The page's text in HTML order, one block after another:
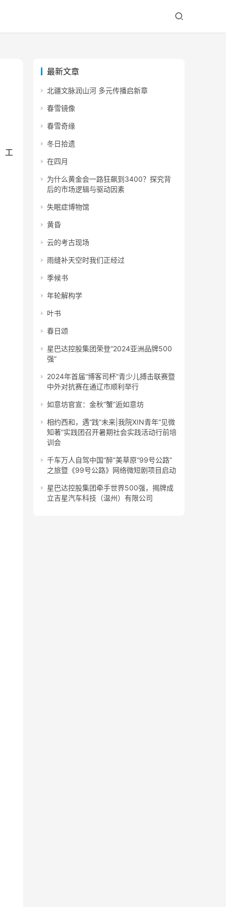
工
最新文章
北疆文脉润山河 多元传播启新章
春雪镜像
春雪奇缘
冬日拾遗
在四月
为什么黄金会一路狂飙到3400？探究背
后的市场逻辑与驱动因素
失眠症博物馆
黄昏
云的考古现场
雨缝补天空时我们正经过
季候书
年轮解构学
叶书
春日颂
星巴达控股集团荣登“2024亚洲品牌500
强”
2024年首届“博客司杯”青少儿搏击联赛暨
中外对抗赛在通辽市顺利举行
如意坊官宣：金秋“蟹”逅如意坊
相约西和，遇“践”未来|我院XIN青年“见微
知著”实践团召开暑期社会实践活动行前培
训会
千车万人自驾中国“醉”美草原“99号公路”
之旅暨《99号公路》网络微短剧项目启动
星巴达控股集团牵手世界500强，揭牌成
立吉星汽车科技（温州）有限公司